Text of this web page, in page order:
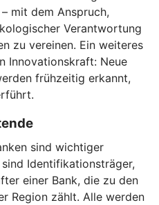
mit dem Anspruch,
Verantwortung
zu vereinen. Ein weiteres
Innovationskraft: Neue
frühzeitig erkannt,
sind wichtiger
Identifikationsträger,
einer Bank, die zu den
Region zählt. Alle werden